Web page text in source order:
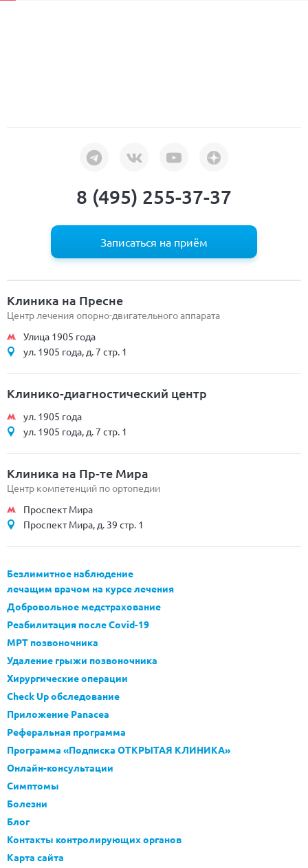
8 (495) 255-37-37
Записаться на приём
Клиника на Пресне
Центр лечения опорно-двигательного аппарата
Улица 1905 года
ул. 1905 года, д. 7 стр. 1
Клинико-диагностический центр
ул. 1905 года
ул. 1905 года, д. 7 стр. 1
Клиника на Пр-те Мира
Центр компетенций по ортопедии
Проспект Мира
Проспект Мира, д. 39 стр. 1
Безлимитное наблюдение
лечащим врачом на курсе лечения
Добровольное медстрахование
Реабилитация после Covid-19
МРТ позвоночника
Удаление грыжи позвоночника
Хирургические операции
Check Up обследование
Приложение Panacea
Реферальная программа
Программа «Подписка ОТКРЫТАЯ КЛИНИКА»
Онлайн-консультации
Симптомы
Болезни
Блог
Контакты контролирующих органов
Карта сайта